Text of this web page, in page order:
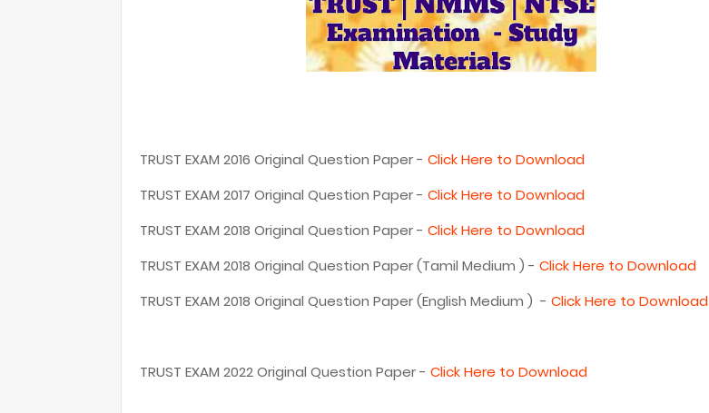
TRUST EXAM 2016 Original Question Paper - Click Here to Download
TRUST EXAM 2017 Original Question Paper - Click Here to Download
TRUST EXAM 2018 Original Question Paper - Click Here to Download
TRUST EXAM 2018 Original Question Paper (Tamil Medium ) - Click Here to Download
TRUST EXAM 2018 Original Question Paper (English Medium ) - Click Here to Download
TRUST EXAM 2022 Original Question Paper - Click Here to Download